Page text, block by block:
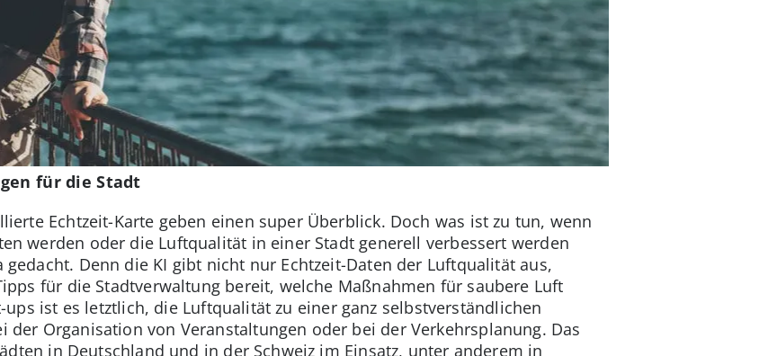
für die Stadt
Echtzeit-Karte geben einen super Überblick. Doch was ist zu tun, wenn
werden oder die Luftqualität in einer Stadt generell verbessert werden
gedacht. Denn die KI gibt nicht nur Echtzeit-Daten der Luftqualität aus,
für die Stadtverwaltung bereit, welche Maßnahmen für saubere Luft
ups ist es letztlich, die Luftqualität zu einer ganz selbstverständlichen
der Organisation von Veranstaltungen oder bei der Verkehrsplanung. Das
in Deutschland und in der Schweiz im Einsatz, unter anderem in